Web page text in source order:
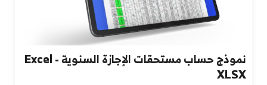
نموذج حساب مستحقات الإجازة السنوية Excel -
XLSX